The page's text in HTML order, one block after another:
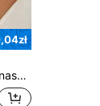
3 sztuki/zestaw uroczych naszyjników z frędzlami w kształcie gwiazdek, minimalistyczny srebrny naszyjnik z wisiorkiem w kształcie słońca, modna biżuteria na naszyjniki, odpowiednia do noszenia na co dzień, na wakacje, na imprezę i randkę